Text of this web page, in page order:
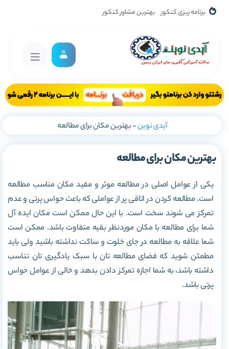
برنامه ریزی کنکور بهترین مشاور کنکور
آیدی نوین-بهترین مکان برای مطالعه
بهترین مکان برای مطالعه
یکی از عوامل اصلی در مطالعه موثر و مفید مکان مناسب مطالعه
است. مطالعه کردن در اتاقی پر از عواملی که باعث حواس پرتی و عدم
تمرکز می شوند سخت است. با این حال ممکن است مکان ایده آل
شما برای مطالعه با مکان موردنظر بقیه متفاوت باشد. ممکن است
شما علاقه به مطالعه در جای خلوت و ساکت نداشته باشید ولی باید
مطمئن شوید که فضای مطالعه تان با سبک یادگیری تان تناسب
داشته باشد، به شما اجازه تمرکز دادن بدهد و خالی از عوامل حواس
پرتی باشد.